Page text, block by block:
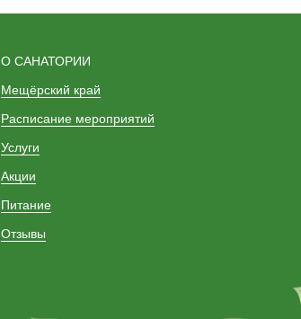
О САНАТОРИИ
Мещёрский край
Расписание мероприятий
Услуги
Акции
Питание
Отзывы